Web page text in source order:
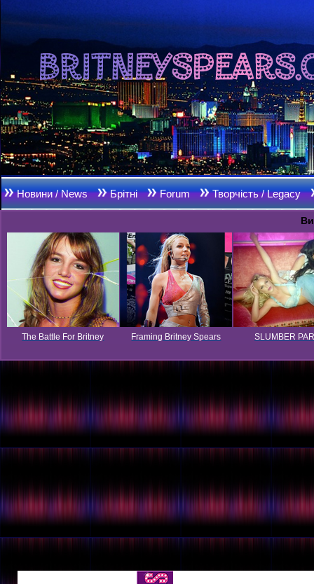
Новини / News Брітні Forum Творчість / Legacy
The Battle For Britney Framing Britney Spears SLUMBER